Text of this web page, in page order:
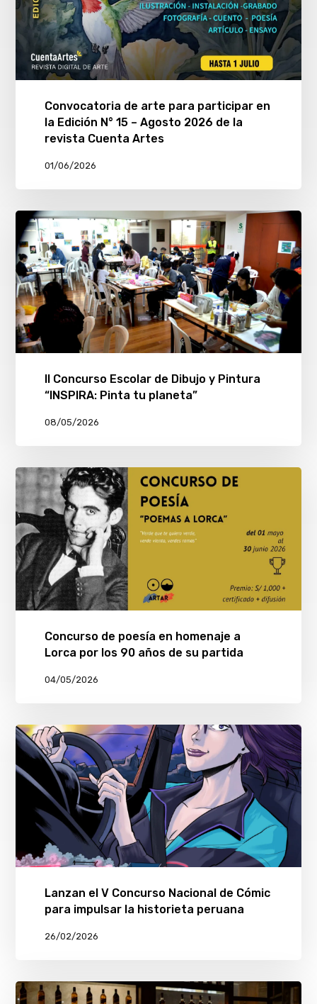
Convocatoria de arte para participar en
la Edición N° 15 – Agosto 2026 de la
revista Cuenta Artes
01/06/2026
II Concurso Escolar de Dibujo y Pintura
“INSPIRA: Pinta tu planeta”
08/05/2026
Concurso de poesía en homenaje a
Lorca por los 90 años de su partida
04/05/2026
Lanzan el V Concurso Nacional de Cómic
para impulsar la historieta peruana
26/02/2026